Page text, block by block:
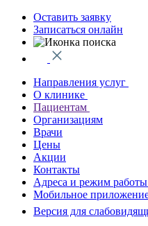
Оставить заявку
Записаться онлайн
Направления услуг
О клинике
Пациентам
Организациям
Врачи
Цены
Акции
Контакты
Адреса и режим
Мобильное
Версия для